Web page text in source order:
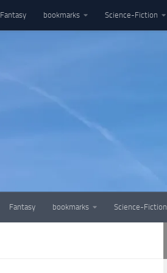
Fantasy bookmarks Science-Fiction
Fantasy bookmarks Science-Fiction